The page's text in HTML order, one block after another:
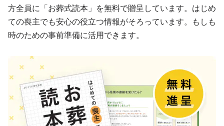
方全員に「お葬式読本」を無料で贈呈しています。はじめ
ての喪主でも安心の役立つ情報がそろっています。もしも
時のための事前準備に活用できます。